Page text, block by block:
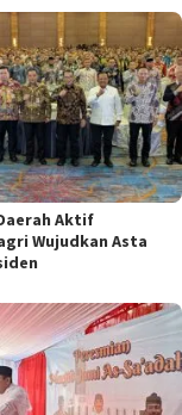
Aktif
Wujudkan Asta